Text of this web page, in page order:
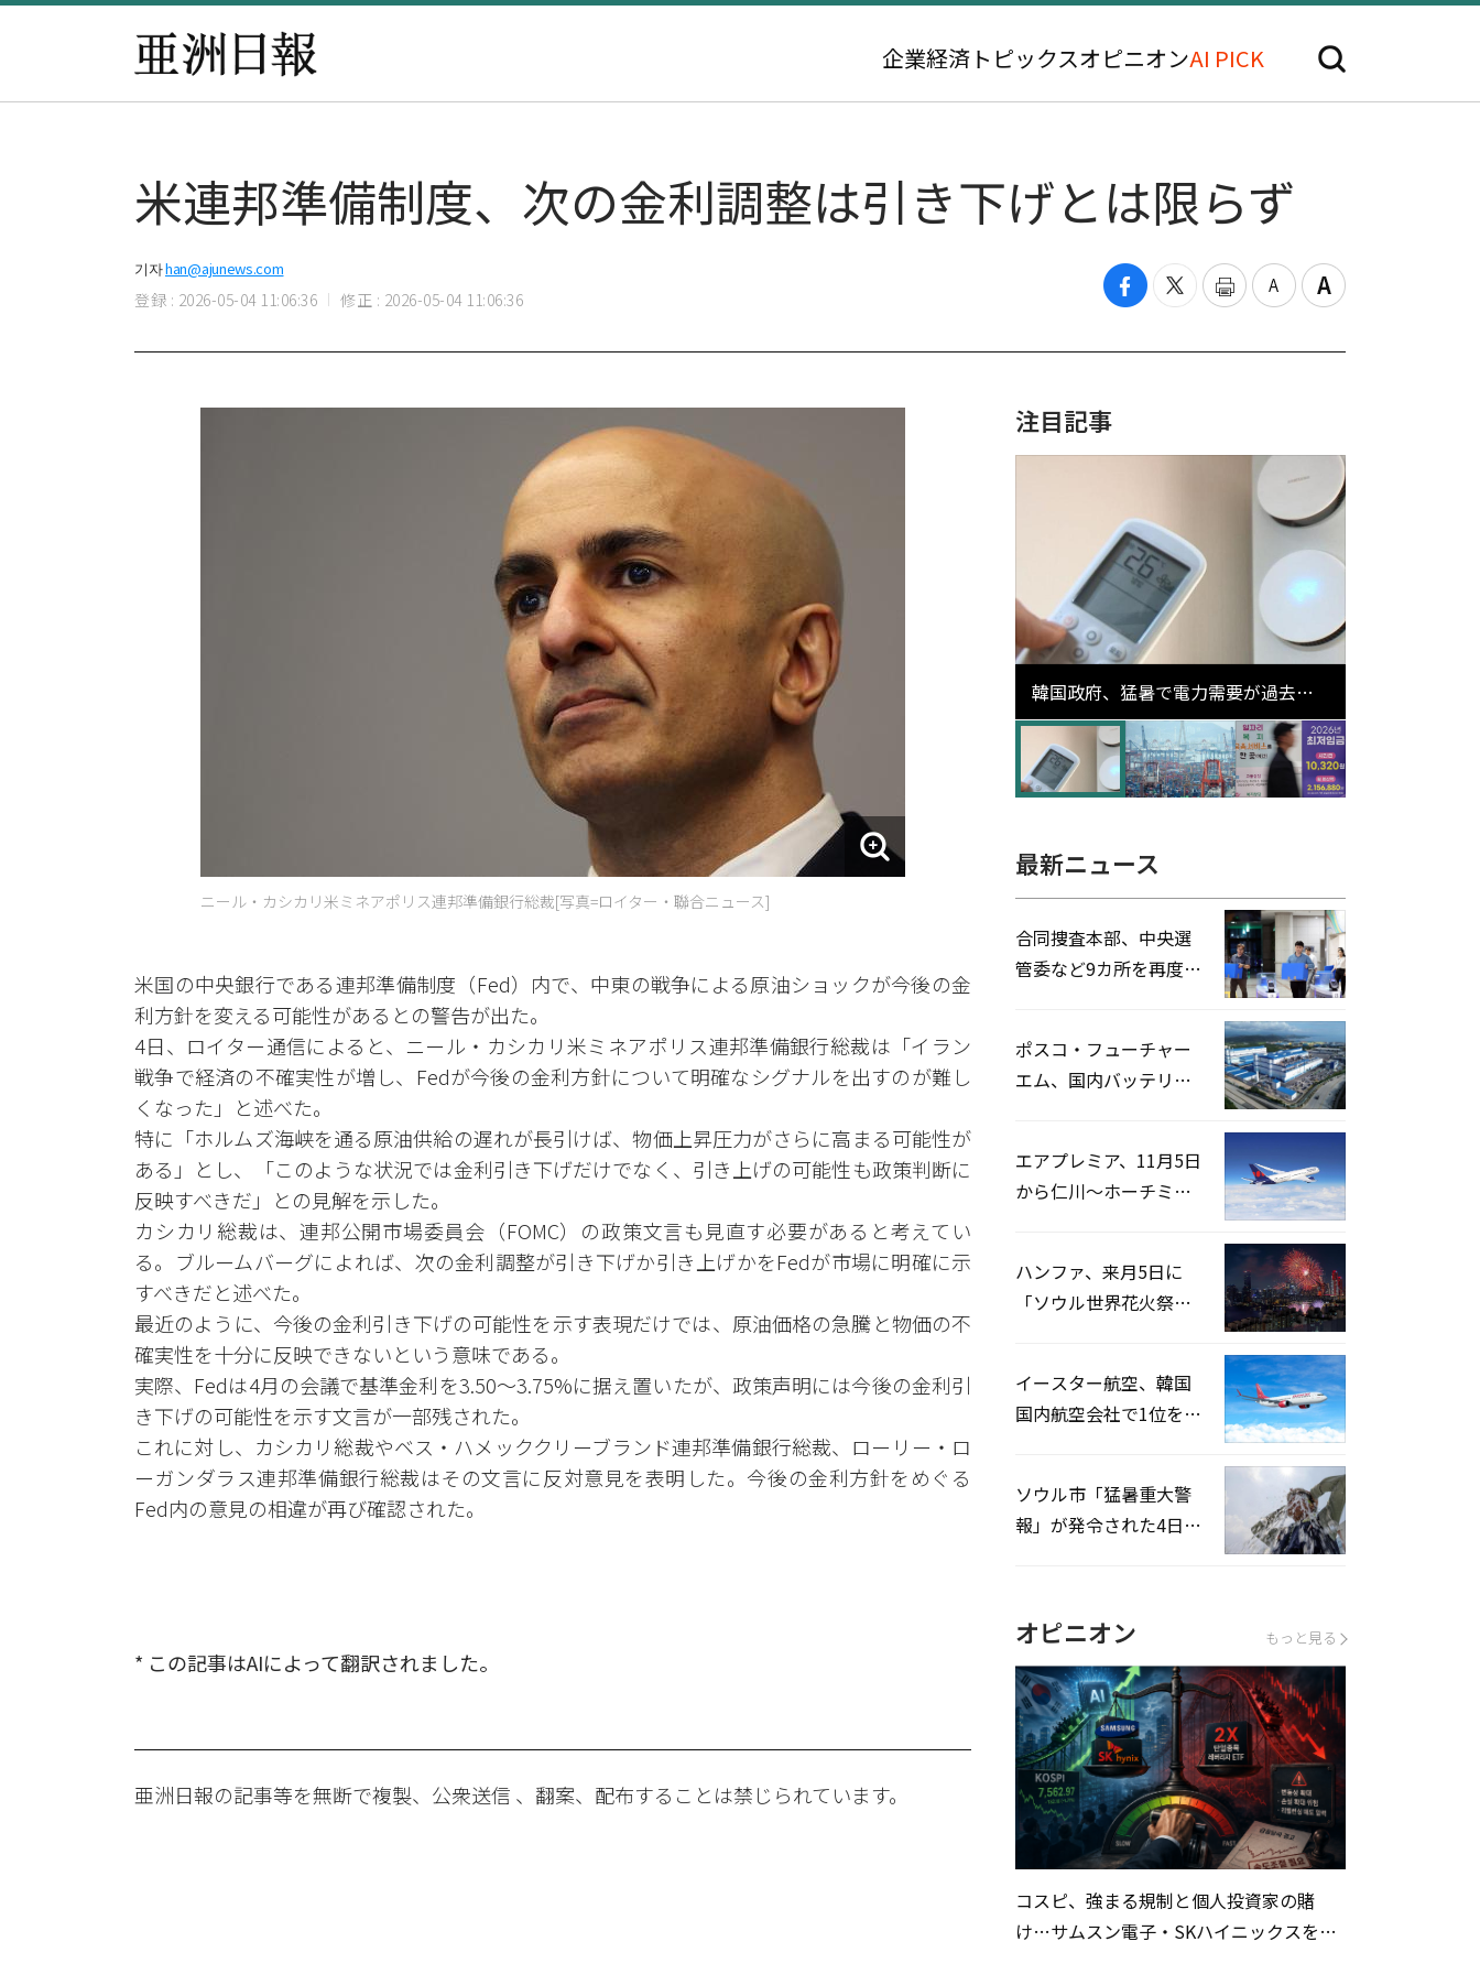
企業経済 トピックスオピニオンAI PICK
米連邦準備制度、次の金利調整は引き下げとは限らず
기자han@ajunews.com
登録 : 2026-05-04 11:06:36 修正 : 2026-05-04 11:06:36
ニール・カシカリ米ミネアポリス連邦準備銀行総裁[写真=ロイター・聯合ニュース]
米国の中央銀行である連邦準備制度（Fed）内で、中東の戦争による原油ショックが今後の金
利方針を変える可能性があるとの警告が出た。
4日、ロイター通信によると、ニール・カシカリ米ミネアポリス連邦準備銀行総裁は「イラン
戦争で経済の不確実性が増し、Fedが今後の金利方針について明確なシグナルを出すのが難し
くなった」と述べた。
特に「ホルムズ海峡を通る原油供給の遅れが長引けば、物価上昇圧力がさらに高まる可能性が
ある」とし、「このような状況では金利引き下げだけでなく、引き上げの可能性も政策判断に
反映すべきだ」との見解を示した。
カシカリ総裁は、連邦公開市場委員会（FOMC）の政策文言も見直す必要があると考えてい
る。ブルームバーグによれば、次の金利調整が引き下げか引き上げかをFedが市場に明確に示
すべきだと述べた。
最近のように、今後の金利引き下げの可能性を示す表現だけでは、原油価格の急騰と物価の不
確実性を十分に反映できないという意味である。
実際、Fedは4月の会議で基準金利を3.50〜3.75%に据え置いたが、政策声明には今後の金利引
き下げの可能性を示す文言が一部残された。
これに対し、カシカリ総裁やベス・ハメッククリーブランド連邦準備銀行総裁、ローリー・ロ
ーガンダラス連邦準備銀行総裁はその文言に反対意見を表明した。今後の金利方針をめぐる
Fed内の意見の相違が再び確認された。
* この記事はAIによって翻訳されました。
亜洲日報の記事等を無断で複製、公衆送信 、翻案、配布することは禁じられています。
注目記事
韓国政府、猛暑で電力需要が過去最
高更新の可能性に需給対応体制を点
検
最新ニュース
合同捜査本部、中央選
管委など9カ所を再度家
ポスコ・フューチャー
エム、国内バッテリー
エアプレミア、11月5日
から仁川〜ホーチミン
ハンファ、来月5日に
「ソウル世界花火祭り
イースター航空、韓国
国内航空会社で1位を記
ソウル市「猛暑重大警
報」が発令された4日、
オピニオン もっと見る
コスピ、強まる規制と個人投資家の賭
け…サムスン電子・SKハイニックスを巡